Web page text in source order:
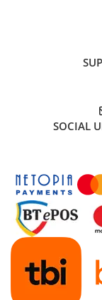
Console DJ
Genti pentru DJ
Mixere DJ
Platane DJ
Samplere si
Stative si pupitre DJ
Cabluri si conectori
Cabluri adaptoare,
SOCIAL